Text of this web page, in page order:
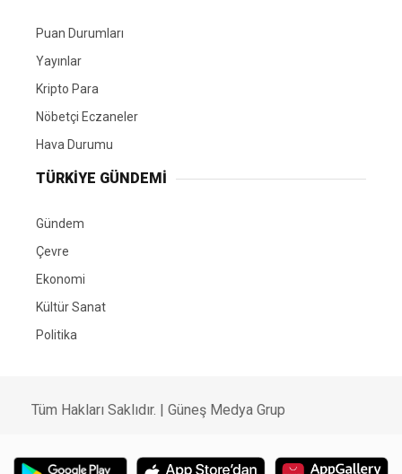
Puan Durumları
Yayınlar
Kripto Para
Nöbetçi Eczaneler
Hava Durumu
TÜRKIYE GÜNDEMI
Gündem
Çevre
Ekonomi
Kültür Sanat
Politika
Tüm Hakları Saklıdır. | Güneş Medya Grup